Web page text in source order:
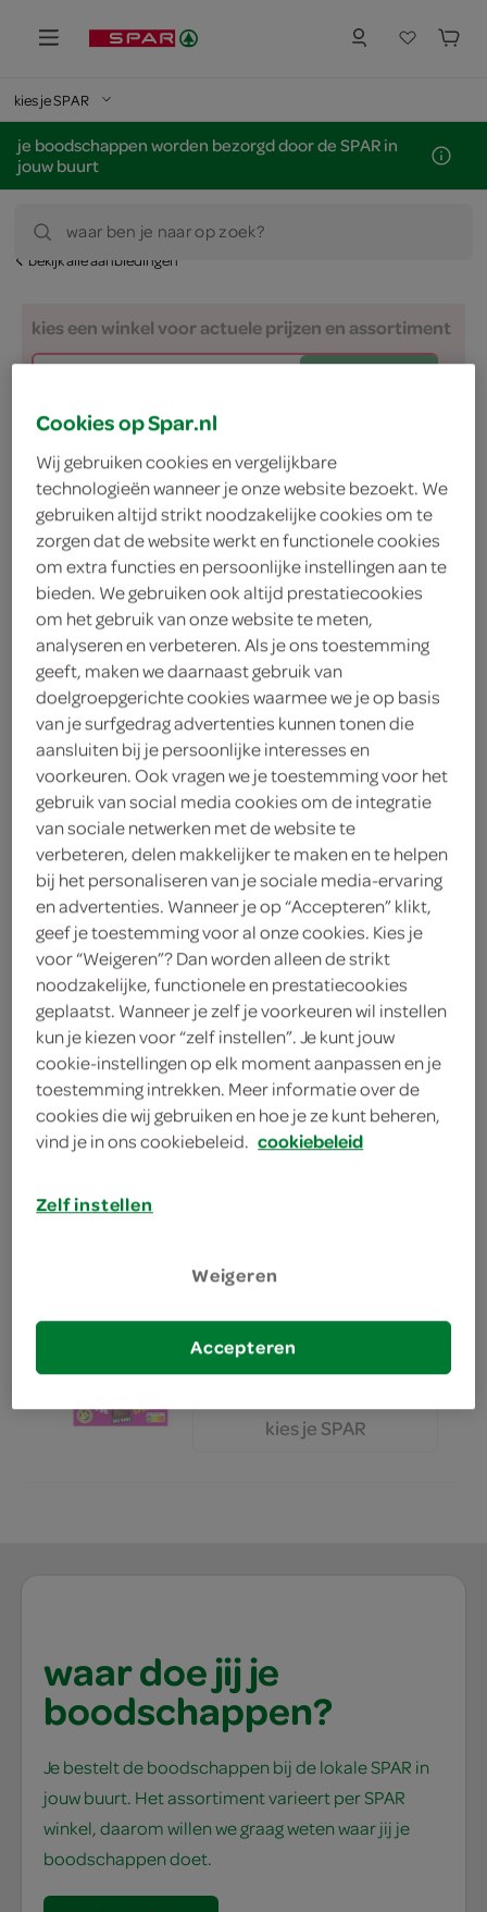
kies je SPAR
je boodschappen worden bezorgd door de SPAR in
jouw buurt
waar ben je naar op zoek?
bekijk alle aanbiedingen
kies een winkel voor actuele prijzen en assortiment
nu 1+1 gratis
alle Holie's 3-pack
nu 1+1 gratis
Alle combinaties zijn mogelijk, je ontvangt 50% korting
op de totaalprijs. Voeg 2 stuks of een veelvoud van 2
stuks toe aan je winkelmand om te profiteren van deze
actie.
deze aanbieding is verlopen
bekijk huidige aanbiedingen
Holie's crunchy bar
3 Stuks
Holie's crunchy bar
3 Stuks
kies je SPAR
waar doe jij je
boodschappen?
Je bestelt de boodschappen bij de lokale SPAR in
jouw buurt. Het assortiment varieert per SPAR
winkel, daarom willen we graag weten waar jij je
boodschappen doet.
Cookies op Spar.nl
Wij gebruiken cookies en vergelijkbare
technologieën wanneer je onze website bezoekt. We
gebruiken altijd strikt noodzakelijke cookies om te
zorgen dat de website werkt en functionele cookies
om extra functies en persoonlijke instellingen aan te
bieden. We gebruiken ook altijd prestatiecookies
om het gebruik van onze website te meten,
analyseren en verbeteren. Als je ons toestemming
geeft, maken we daarnaast gebruik van
doelgroepgerichte cookies waarmee we je op basis
van je surfgedrag advertenties kunnen tonen die
aansluiten bij je persoonlijke interesses en
voorkeuren. Ook vragen we je toestemming voor het
gebruik van social media cookies om de integratie
van sociale netwerken met de website te
verbeteren, delen makkelijker te maken en te helpen
bij het personaliseren van je sociale media-ervaring
en advertenties. Wanneer je op “Accepteren” klikt,
geef je toestemming voor al onze cookies. Kies je
voor “Weigeren”? Dan worden alleen de strikt
noodzakelijke, functionele en prestatiecookies
geplaatst. Wanneer je zelf je voorkeuren wil instellen
kun je kiezen voor “zelf instellen”. Je kunt jouw
cookie-instellingen op elk moment aanpassen en je
toestemming intrekken. Meer informatie over de
cookies die wij gebruiken en hoe je ze kunt beheren,
vind je in ons cookiebeleid. cookiebeleid
Zelf instellen
Weigeren
Accepteren